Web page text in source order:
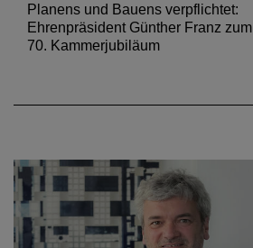
Planens und Bauens verpflichtet:
Ehrenpräsident Günther Franz zum
70. Kammerjubiläum